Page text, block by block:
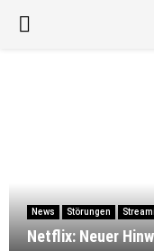
PRIMARY
News Störungen
Netflix: Neuer